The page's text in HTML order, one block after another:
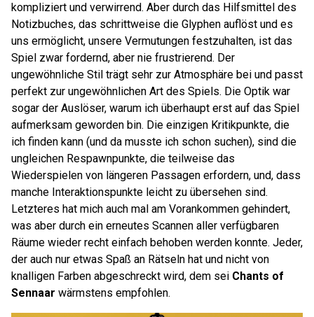
kompliziert und verwirrend. Aber durch das Hilfsmittel des
Notizbuches, das schrittweise die Glyphen auflöst und es
uns ermöglicht, unsere Vermutungen festzuhalten, ist das
Spiel zwar fordernd, aber nie frustrierend. Der
ungewöhnliche Stil trägt sehr zur Atmosphäre bei und passt
perfekt zur ungewöhnlichen Art des Spiels. Die Optik war
sogar der Auslöser, warum ich überhaupt erst auf das Spiel
aufmerksam geworden bin. Die einzigen Kritikpunkte, die
ich finden kann (und da musste ich schon suchen), sind die
ungleichen Respawnpunkte, die teilweise das
Wiederspielen von längeren Passagen erfordern, und, dass
manche Interaktionspunkte leicht zu übersehen sind.
Letzteres hat mich auch mal am Vorankommen gehindert,
was aber durch ein erneutes Scannen aller verfügbaren
Räume wieder recht einfach behoben werden konnte. Jeder,
der auch nur etwas Spaß an Rätseln hat und nicht von
knalligen Farben abgeschreckt wird, dem sei Chants of
Sennaar wärmstens empfohlen.